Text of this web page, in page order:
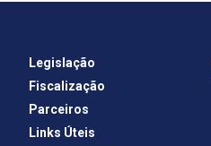
Legislação
Fiscalização
Parceiros
Links Úteis